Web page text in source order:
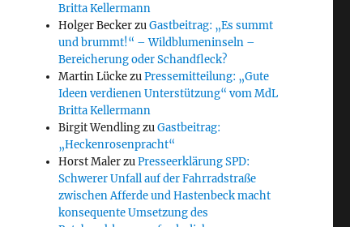
Britta Kellermann
Holger BeckerzuGastbeitrag: „Es summt
und brummt!“ – Wildblumeninseln –
Bereicherung oder Schandfleck?
Martin LückezuPressemitteilung: „Gute
Ideen verdienen Unterstützung“ vom MdL
Britta Kellermann
Birgit WendlingzuGastbeitrag:
„Heckenrosenpracht“
Horst MalerzuPresseerklärung SPD:
Schwerer Unfall auf der Fahrradstraße
zwischen Afferde und Hastenbeck macht
konsequente Umsetzung des